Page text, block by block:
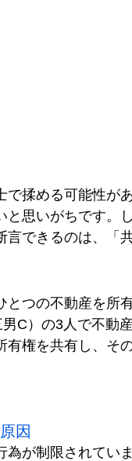
揉める可能性が
と思いがちです。
言できるのは、「
とつの不動産を所
C）の3人で不動
権を共有し、そ
因
が制限されてい